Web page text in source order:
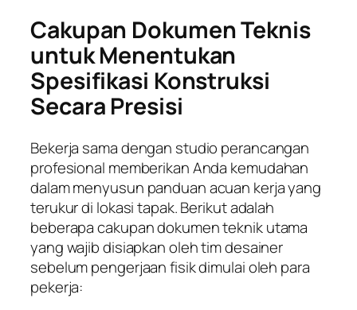
Cakupan Dokumen Teknis
untuk Menentukan
Spesifikasi Konstruksi
Secara Presisi
Bekerja sama dengan studio perancangan
profesional memberikan Anda kemudahan
dalam menyusun panduan acuan kerja yang
terukur di lokasi tapak. Berikut adalah
beberapa cakupan dokumen teknik utama
yang wajib disiapkan oleh tim desainer
sebelum pengerjaan fisik dimulai oleh para
pekerja: